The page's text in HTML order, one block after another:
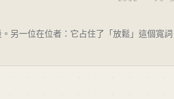
另一位在位者：它占住了「放鬆」這個寬